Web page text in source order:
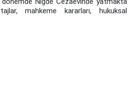
mahkeme kararları, hukuksal